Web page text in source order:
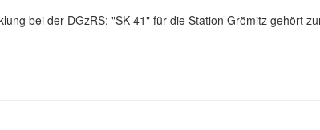
bei der DGzRS: "SK 41" für die Station Grömitz gehört